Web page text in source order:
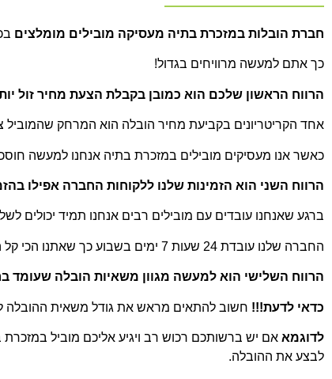
חברת הובלות במזכרת בתיה מעסיקה מובילים מומלצים
כך אתם למעשה מרוויחים בגדול!
הרווח הראשון שלכם הוא כמובן בקבלת הצעת מחיר זול
אחד הקריטריונים בקביעת מחיר הובלה הוא המרחק שהמוביל
כאשר אנו מעסיקים מובילים במזכרת בתיה אנחנו למעשה
הרווח השני הוא הזמינות שלנו ללקוחות החברה אפילו
ברגע שאנחנו עובדים עם מובילים רבים אנחנו תמיד יכולים
החברה שלנו עובדת 24 שעות 7 ימים בשבוע כך שאתנו הכי קל הכי נוח והכי פשוט לבצע
הרווח השלישי הוא למעשה מגוון משאיות הובלה שעומד
כדאי לדעת!!! חשוב להתאים מראש את גודל משאית ההובלה
לדוגמא אם יש ברשותכם רכוש רב ויגיע אליכם מוביל
לבצע את ההובלה.